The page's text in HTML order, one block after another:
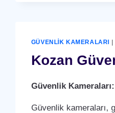
GÜVENLIK KAMERALARI |
Kozan
Güvenlik
Güvenlik kameraları,